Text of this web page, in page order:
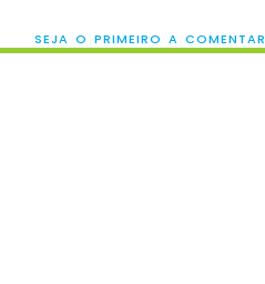
SEJA O PRIMEIRO A COMENTAR